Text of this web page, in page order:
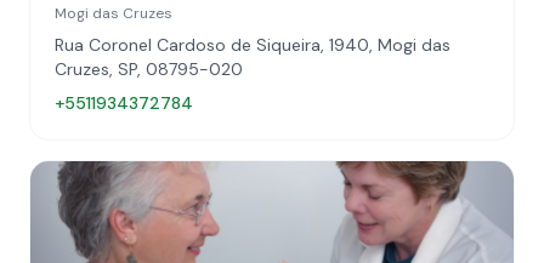
Mogi das Cruzes
Rua Coronel Cardoso de Siqueira, 1940, Mogi das
Cruzes, SP, 08795-020
+5511934372784